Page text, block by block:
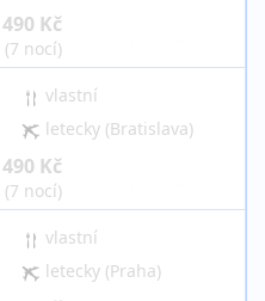
Kč
nocí)
vlastní
letecky (Bratislava)
Kč
nocí)
vlastní
letecky (Praha)